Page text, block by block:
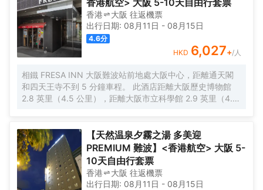
香港航空> 大阪 5-10天自由行套票
香港 大阪 往返機票
出行日期: 08月11日 - 08月15日
4.6分
HKD 6,027+/人
相鐵 FRESA INN 大阪難波站前地處大阪中心，距離通天閣
和四天王寺不到 5 分鐘車程。 此酒店距離大阪歷史博物館
2.8 英里（4.5 公里），距離大阪市立科學館 2.9 英里（4.7
特色服務/設施包括快速入住、24 小時前台服務和多語言服
務。 有 276 間客房提供冰箱和液晶電視；您定能在旅途中找
到家的舒適。您的卧床備有羽絨被和高檔床上用品。提供免
費有線和無線上網，方便您與朋友保持聯繫；另提供有線頻
道，可滿足您的娛樂需求。配備淋浴/盆浴組合的浴室提供浸
【天然温泉夕霧之湯 多美迎
PREMIUM 難波】<香港航空> 大阪 5-
10天自由行套票
香港 大阪 往返機票
出行日期: 08月11日 - 08月15日